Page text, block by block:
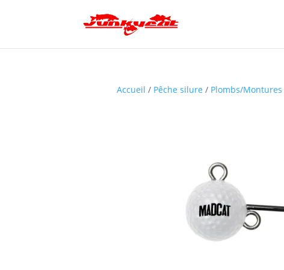
Accueil / Pêche silure / Plombs/Montures